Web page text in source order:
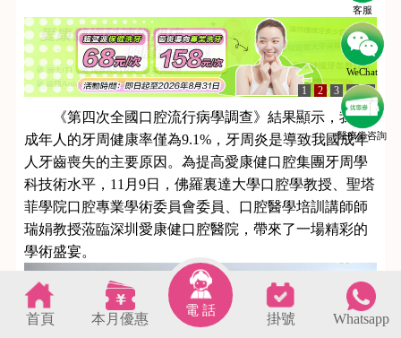
客服
WeChat
醫療劵咨詢
1 2 3 4 5
《第四次全國口腔流行病學調查》結果顯示，我國
成年人的牙周健康率僅為9.1%，牙周炎是導致我國成年
人牙齒喪失的主要原因。為提高愛康健口腔集團牙周學
科技術水平，11月9日，佛羅裏達大學口腔學教授、聖塔
菲學院口腔專業學術委員會委員、口腔醫學培訓講師師
瑞娟教授蒞臨深圳愛康健口腔醫院，帶來了一場精彩的
學術盛宴。
首頁 本月優惠
電 話
掛號 Whatsapp